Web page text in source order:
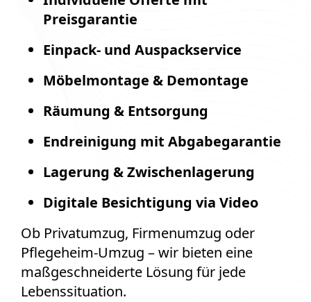
Preisgarantie
Einpack- und Auspackservice
Möbelmontage & Demontage
Räumung & Entsorgung
Endreinigung mit Abgabegarantie
Lagerung & Zwischenlagerung
Digitale Besichtigung via Video
Ob Privatumzug, Firmenumzug oder
Pflegeheim-Umzug – wir bieten eine
maßgeschneiderte Lösung für jede
Lebenssituation.